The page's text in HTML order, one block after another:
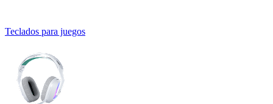
Teclados para juegos